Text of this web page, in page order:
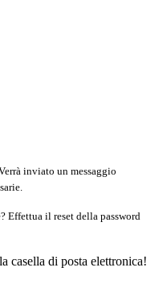
inviato un messaggio
Effettua il reset della password
casella di posta elettronica!